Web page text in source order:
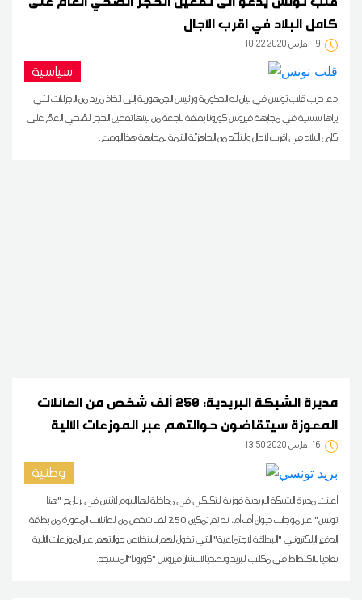
كامل البلاد في اقرب الآجال
19 10:22 2020 مارس
سياسية
دعا حزب قلب تونس في بيان له الحكومة ورئيس الجمهورية إلى اتخاذ مزيد من الإجراءات التي
يراها أساسية في مجابهة فيروس كورونا بصفة ناجعة من بينها تفعيل الحجر الصّحي العامّ على
كامل البلاد في اقرب الآجال والتأكد من الجاهزيّة التامة لمجابهة هذا الوضع.
مديرة الشبكة البريدية: 250 ألف شخص من العائلات
المعوزة سيتقاضون حوالتهم عبر الموزعات الآلية
16 13:50 2020 مارس
وطنية
أعلنت مديرة الشبكة البريدية فوزية التكيكي في مداخلة لها اليوم الاثنين في برنامج "هنا
تونس" عبر موجات ديوان أف أم، أنه تم تمكين 250 ألف شخص من العائلات المعوزة من بطاقة
الدفع الإلكتروني "البطاقة الاجتماعية" التي تخول لهم استخلاص حوالاتهم عبر الموزعات الالية
تفاديا للاكتظاظ في مكاتب البريد وتصديا لانتشار فيروس "كورونا"المستجد.